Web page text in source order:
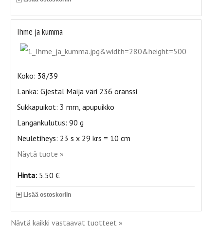
Ihme ja kumma
Koko: 38/39
Lanka: Gjestal Maija väri 236 oranssi
Sukkapuikot: 3 mm, apupuikko
Langankulutus: 90 g
Neuletiheys: 23 s x 29 krs = 10 cm
Näytä tuote »
Hinta: 5.50 €
Lisää ostoskoriin
Näytä kaikki vastaavat tuotteet »